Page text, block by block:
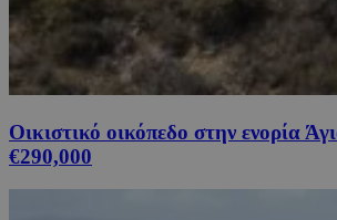
Οικιστικό οικόπεδο στην ενορία
€290,000